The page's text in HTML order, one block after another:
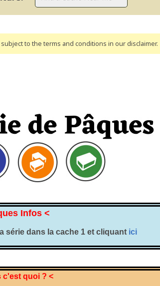
to the terms and conditions in our disclaimer.
Infos <
série dans la cache 1 et cliquant ici
c'est quoi ? <